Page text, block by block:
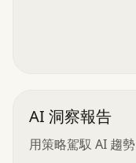
AI 洞察報告
用策略駕馭 AI 趨勢